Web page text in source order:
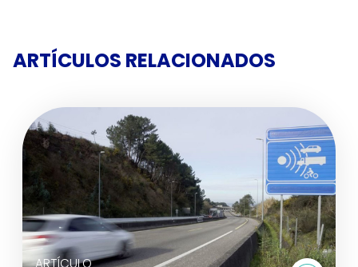
ARTÍCULOS RELACIONADOS
ARTÍCULO